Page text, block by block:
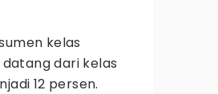
kelas
dari kelas
12 persen.